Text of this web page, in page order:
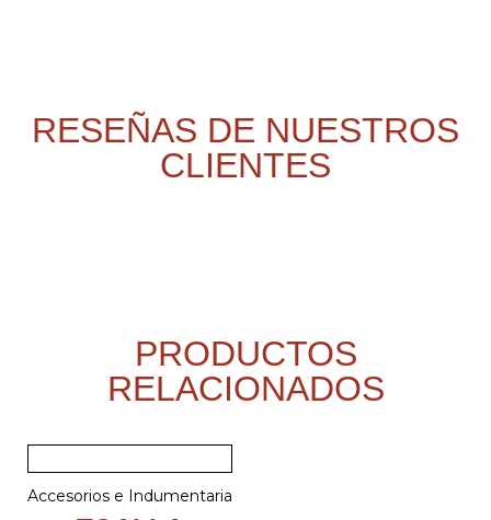
RESEÑAS DE NUESTROS
CLIENTES
PRODUCTOS
RELACIONADOS
Accesorios e Indumentaria